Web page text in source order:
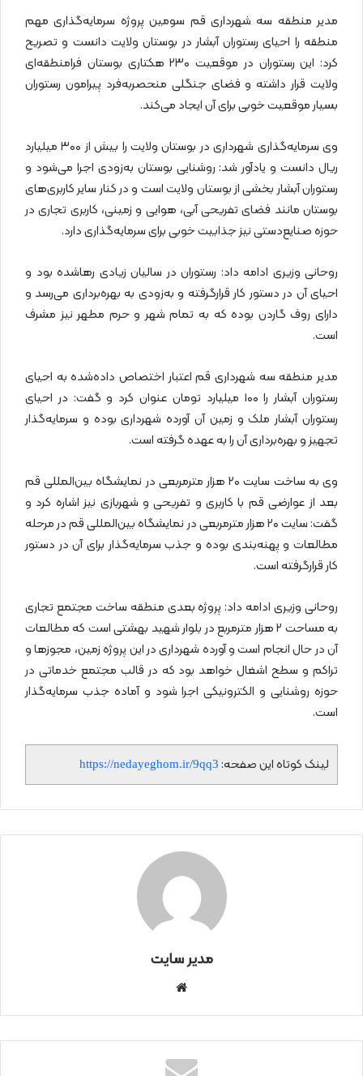
مدیر منطقه سه شهرداری قم سومین پروژه سرمایه‌گذاری مهم
منطقه را احیای رستوران آبشار در بوستان ولایت دانست و تصریح
کرد: این رستوران در موقعیت ۲۳۰ هکتاری بوستان فرامنطقه‌ای
ولایت قرار داشته و فضای جنگلی منحصربه‌فرد پیرامون رستوران
بسیار موقعیت خوبی برای آن ایجاد می‌کند.
وی سرمایه‌گذاری شهرداری در بوستان ولایت را بیش از ۳۰۰ میلیارد
ریال دانست و یادآور شد: روشنایی بوستان به‌زودی اجرا می‌شود و
رستوران آبشار بخشی از بوستان ولایت است و در کنار سایر کاربری‌های
بوستان مانند فضای تفریحی آبی، هوایی و زمینی، کاربری تجاری در
حوزه صنایع‌دستی نیز جذابیت خوبی برای سرمایه‌گذاری دارد.
روحانی وزیری ادامه داد: رستوران در سالیان زیادی رهاشده بود و
احیای آن در دستور کار قرارگرفته و به‌زودی به بهره‌برداری می‌رسد و
دارای روف گاردن بوده که به تمام شهر و حرم مطهر نیز مشرف
است.
مدیر منطقه سه شهرداری قم اعتبار اختصاص داده‌شده به احیای
رستوران آبشار را ۱۰۰ میلیارد تومان عنوان کرد و گفت: در احیای
رستوران آبشار ملک و زمین آن آورده شهرداری بوده و سرمایه‌گذار
تجهیز و بهره‌برداری آن را به عهده گرفته است.
وی به ساخت سایت ۲۰ هزار مترمربعی در نمایشگاه بین‌المللی قم
بعد از عوارضی قم با کاربری و تفریحی و شهربازی نیز اشاره کرد و
گفت: سایت ۲۰ هزار مترمربعی در نمایشگاه بین‌المللی قم در مرحله
مطالعات و پهنه‌بندی بوده و جذب سرمایه‌گذار برای آن در دستور
کار قرارگرفته است.
روحانی وزیری ادامه داد: پروژه بعدی منطقه ساخت مجتمع تجاری
به مساحت ۲ هزار مترمربع در بلوار شهید بهشتی است که مطالعات
آن در حال انجام است و آورده شهرداری در این پروژه زمین، مجوزها و
تراکم و سطح اشغال خواهد بود که در قالب مجتمع خدماتی در
حوزه روشنایی و الکترونیکی اجرا شود و آماده جذب سرمایه‌گذار
است.
لینک کوتاه این صفحه: https://nedayeghom.ir/9qq3
مدیر سایت
نتی